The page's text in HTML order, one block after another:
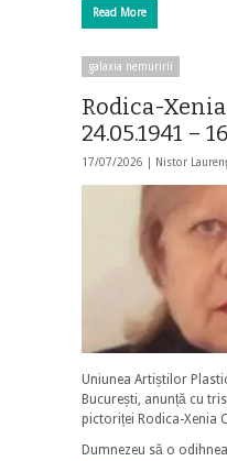
Read More
galaxia nemuririi
Rodica-
24.05.1941 –
17/07/2026 | Nistor
Uniunea Artiștilor
București, anunță cu
pictoriței Rodica-Xenia
Dumnezeu să o